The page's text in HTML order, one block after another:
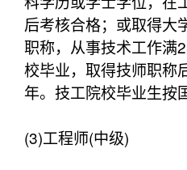
后考核合格；或取得大
职称，从事技术工作满
校毕业，取得技师职称
年。技工院校毕业生按
(3)工程师(中级)